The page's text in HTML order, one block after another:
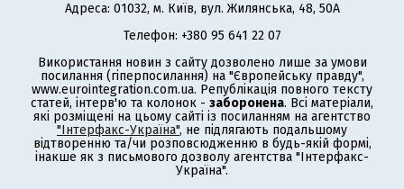
Адреса: 01032, м. Київ, вул. Жилянська, 48, 50А
Телефон: +380 95 641 22 07
Використання новин з сайту дозволено лише за умови
посилання (гіперпосилання) на "Європейську правду",
www.eurointegration.com.ua. Републікація повного тексту
статей, інтерв'ю та колонок - заборонена. Всі матеріали,
які розміщені на цьому сайті із посиланням на агентство
"Інтерфакс-Україна", не підлягають подальшому
відтворенню та/чи розповсюдженню в будь-якій формі,
інакше як з письмового дозволу агентства "Інтерфакс-
Україна".